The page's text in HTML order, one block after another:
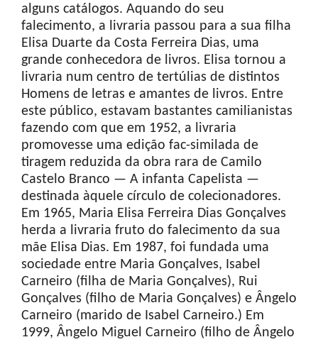
alguns catálogos. Aquando do seu
falecimento, a livraria passou para a sua filha
Elisa Duarte da Costa Ferreira Dias, uma
grande conhecedora de livros. Elisa tornou a
livraria num centro de tertúlias de distintos
Homens de letras e amantes de livros. Entre
este público, estavam bastantes camilianistas
fazendo com que em 1952, a livraria
promovesse uma edição fac-similada de
tiragem reduzida da obra rara de Camilo
Castelo Branco — A infanta Capelista —
destinada àquele círculo de colecionadores.
Em 1965, Maria Elisa Ferreira Dias Gonçalves
herda a livraria fruto do falecimento da sua
mãe Elisa Dias. Em 1987, foi fundada uma
sociedade entre Maria Gonçalves, Isabel
Carneiro (filha de Maria Gonçalves), Rui
Gonçalves (filho de Maria Gonçalves) e Ângelo
Carneiro (marido de Isabel Carneiro.) Em
1999, Ângelo Miguel Carneiro (filho de Ângelo